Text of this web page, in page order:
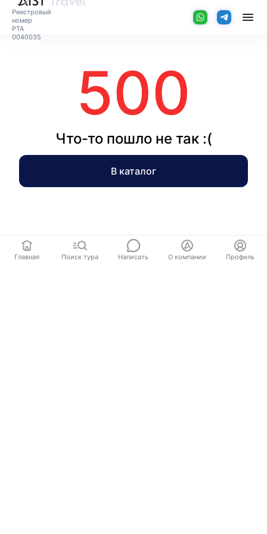
Реестровый
номер
РТА
0040035
500
Что-то пошло не так :(
В каталог
Главная Поиск тура Написать О компании Профиль